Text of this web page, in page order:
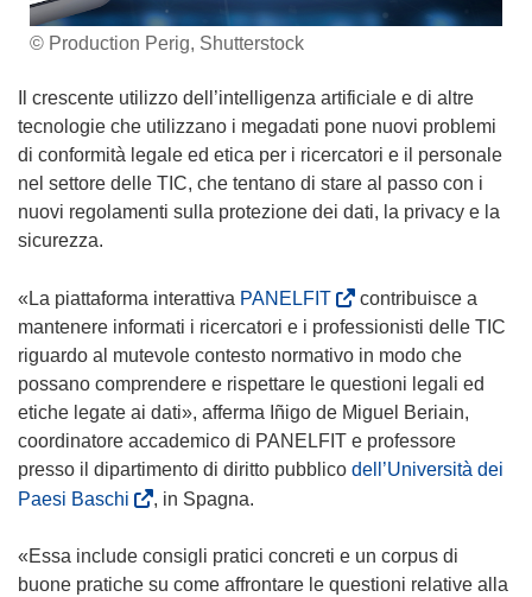
© Production Perig, Shutterstock
Il crescente utilizzo dell’intelligenza artificiale e di altre
tecnologie che utilizzano i megadati pone nuovi problemi
di conformità legale ed etica per i ricercatori e il personale
nel settore delle TIC, che tentano di stare al passo con i
nuovi regolamenti sulla protezione dei dati, la privacy e la
sicurezza.
«La piattaforma interattiva PANELFIT(
s
i
a
p
r
e
u
n
contribuisce a
mantenere informati i ricercatori e i professionisti delle TIC
riguardo al mutevole contesto normativo in modo che
possano comprendere e rispettare le questioni legali ed
etiche legate ai dati», afferma Iñigo de Miguel Beriain,
coordinatore accademico di PANELFIT e professore
presso il dipartimento di diritto pubblico dell’Università dei
Paesi Baschi
i
a
, in Spagna.
«Essa include consigli pratici concreti e un corpus di
buone pratiche su come affrontare le questioni relative alla